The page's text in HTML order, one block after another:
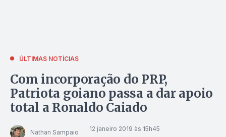
ÚLTIMAS NOTÍCIAS
Com incorporação do PRP,
Patriota goiano passa a dar apoio
total a Ronaldo Caiado
Nathan Sampaio 12 janeiro 2019 às 15h45